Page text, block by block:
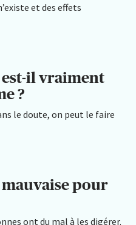
et des effets
il vraiment
?
le doute, on peut le faire
pour
ont du mal à les digérer.